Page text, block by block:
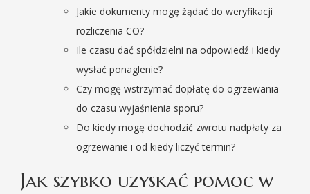
Jakie dokumenty mogę żądać do weryfikacji
rozliczenia CO?
Ile czasu dać spółdzielni na odpowiedź i kiedy
wysłać ponaglenie?
Czy mogę wstrzymać dopłatę do ogrzewania
do czasu wyjaśnienia sporu?
Do kiedy mogę dochodzić zwrotu nadpłaty za
ogrzewanie i od kiedy liczyć termin?
Jak szybko uzyskać pomoc w